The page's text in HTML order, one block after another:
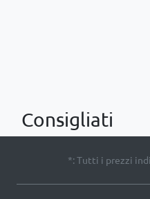
Consigliati
*: Tutti i prezzi